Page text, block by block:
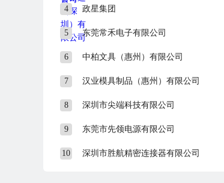
4 政星集团
5 东莞常禾电子有限公司
6 中柏文具（惠州）有限公司
7 汉业模具制品（惠州）有限公司
8 深圳市尖端科技有限公司
9 东莞市先领电源有限公司
10 深圳市胜航精密连接器有限公司